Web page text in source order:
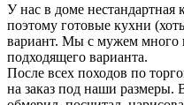
У нас в доме нестандартная
поэтому готовые кухни
вариант. Мы с мужем много
подходящего варианта.
После всех походов по
на заказ под наши размеры.